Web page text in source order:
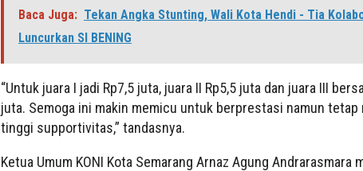
Baca Juga: Tekan Angka Stunting, Wali Kota Hendi - Tia
Luncurkan SI BENING
“Untuk juara I jadi Rp7,5 juta, juara II Rp5,5 juta dan juara III
juta. Semoga ini makin memicu untuk berprestasi namun tetap
tinggi supportivitas,” tandasnya.
Ketua Umum KONI Kota Semarang Arnaz Agung Andrarasmara